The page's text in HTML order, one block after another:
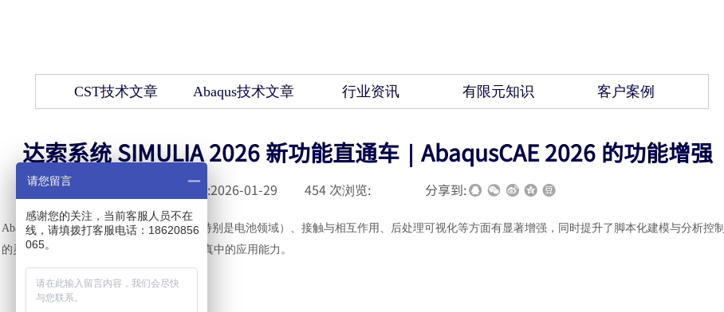
CST技术文章 Abaqus技术文章 行业资讯 有限元知识 客户案例
达索系统 SIMULIA 2026 新功能直通车｜AbaqusCAE 2026 的功能增强
发布时间 :2026-01-29 454 次浏览: 分享到:
Abaqus/CAE 2026在多物理场耦合仿真（特别是电池领域）、接触与相互作用、后处理可视化等方面有显著增强，同时提升了脚本化建模与分析控制
的灵活性，进一步拓展了其在复杂工程仿真中的应用能力。
请您留言
感谢您的关注，当前客服人员不在
线，请填拨打客服电话：18620856
065。